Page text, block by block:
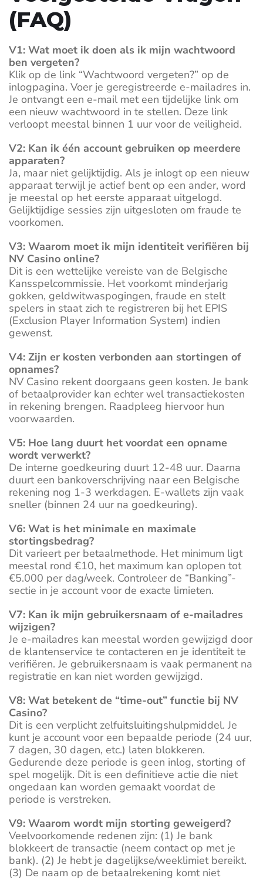
(FAQ)
V1: Wat moet ik doen als ik mijn wachtwoord
ben vergeten?
Klik op de link “Wachtwoord vergeten?” op de
inlogpagina. Voer je geregistreerde e-mailadres in.
Je ontvangt een e-mail met een tijdelijke link om
een nieuw wachtwoord in te stellen. Deze link
verloopt meestal binnen 1 uur voor de veiligheid.
V2: Kan ik één account gebruiken op meerdere
apparaten?
Ja, maar niet gelijktijdig. Als je inlogt op een nieuw
apparaat terwijl je actief bent op een ander, word
je meestal op het eerste apparaat uitgelogd.
Gelijktijdige sessies zijn uitgesloten om fraude te
voorkomen.
V3: Waarom moet ik mijn identiteit verifiëren bij
NV Casino online?
Dit is een wettelijke vereiste van de Belgische
Kansspelcommissie. Het voorkomt minderjarig
gokken, geldwitwaspogingen, fraude en stelt
spelers in staat zich te registreren bij het EPIS
(Exclusion Player Information System) indien
gewenst.
V4: Zijn er kosten verbonden aan stortingen of
opnames?
NV Casino rekent doorgaans geen kosten. Je bank
of betaalprovider kan echter wel transactiekosten
in rekening brengen. Raadpleeg hiervoor hun
voorwaarden.
V5: Hoe lang duurt het voordat een opname
wordt verwerkt?
De interne goedkeuring duurt 12-48 uur. Daarna
duurt een bankoverschrijving naar een Belgische
rekening nog 1-3 werkdagen. E-wallets zijn vaak
sneller (binnen 24 uur na goedkeuring).
V6: Wat is het minimale en maximale
stortingsbedrag?
Dit varieert per betaalmethode. Het minimum ligt
meestal rond €10, het maximum kan oplopen tot
€5.000 per dag/week. Controleer de “Banking”-
sectie in je account voor de exacte limieten.
V7: Kan ik mijn gebruikersnaam of e-mailadres
wijzigen?
Je e-mailadres kan meestal worden gewijzigd door
de klantenservice te contacteren en je identiteit te
verifiëren. Je gebruikersnaam is vaak permanent na
registratie en kan niet worden gewijzigd.
V8: Wat betekent de “time-out” functie bij NV
Casino?
Dit is een verplicht zelfuitsluitingshulpmiddel. Je
kunt je account voor een bepaalde periode (24 uur,
7 dagen, 30 dagen, etc.) laten blokkeren.
Gedurende deze periode is geen inlog, storting of
spel mogelijk. Dit is een definitieve actie die niet
ongedaan kan worden gemaakt voordat de
periode is verstreken.
V9: Waarom wordt mijn storting geweigerd?
Veelvoorkomende redenen zijn: (1) Je bank
blokkeert de transactie (neem contact op met je
bank). (2) Je hebt je dagelijkse/weeklimiet bereikt.
(3) De naam op de betaalrekening komt niet